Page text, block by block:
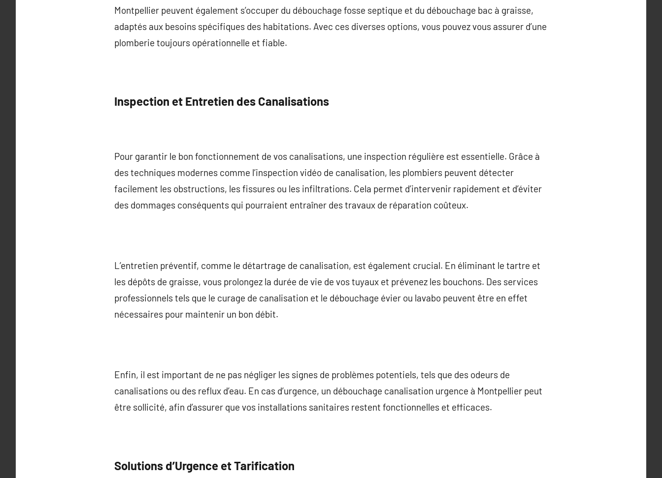
Montpellier peuvent également s’occuper du débouchage fosse septique et du débouchage bac à graisse,
adaptés aux besoins spécifiques des habitations. Avec ces diverses options, vous pouvez vous assurer d’une
plomberie toujours opérationnelle et fiable.
Inspection et Entretien des Canalisations
Pour garantir le bon fonctionnement de vos canalisations, une inspection régulière est essentielle. Grâce à
des techniques modernes comme l’inspection vidéo de canalisation, les plombiers peuvent détecter
facilement les obstructions, les fissures ou les infiltrations. Cela permet d’intervenir rapidement et d’éviter
des dommages conséquents qui pourraient entraîner des travaux de réparation coûteux.
L’entretien préventif, comme le détartrage de canalisation, est également crucial. En éliminant le tartre et
les dépôts de graisse, vous prolongez la durée de vie de vos tuyaux et prévenez les bouchons. Des services
professionnels tels que le curage de canalisation et le débouchage évier ou lavabo peuvent être en effet
nécessaires pour maintenir un bon débit.
Enfin, il est important de ne pas négliger les signes de problèmes potentiels, tels que des odeurs de
canalisations ou des reflux d’eau. En cas d’urgence, un débouchage canalisation urgence à Montpellier peut
être sollicité, afin d’assurer que vos installations sanitaires restent fonctionnelles et efficaces.
Solutions d’Urgence et Tarification